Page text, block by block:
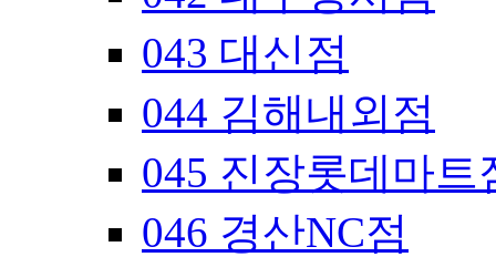
043 대신점
044 김해내외점
045 진장롯데마트
046 경산NC점